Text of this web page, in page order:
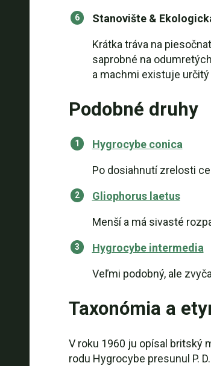
Stanovište &
Krátka tráva na
saprobné na
a machmi existuje
Podobné druhy
Hygrocybe conica
Po dosiahnutí zrelosti
Gliophorus laetus
Menší a má sivasté
Hygrocybe intermedia
Veľmi podobný, ale
Taxonómia a
V roku 1960 ju opísal britský
rodu Hygrocybe presunul P.